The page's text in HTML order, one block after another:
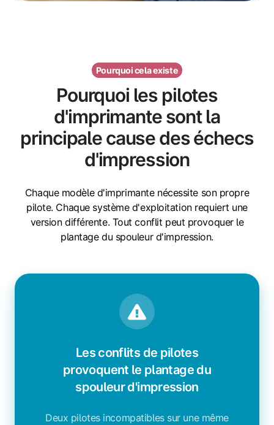
Pourquoi cela existe
Pourquoi les pilotes
d'imprimante sont la
principale cause des échecs
d'impression
Chaque modèle d'imprimante nécessite son propre
pilote. Chaque système d'exploitation requiert une
version différente. Tout conflit peut provoquer le
plantage du spouleur d'impression.
Les conflits de pilotes
provoquent le plantage du
spouleur d'impression
Deux pilotes incompatibles sur une même